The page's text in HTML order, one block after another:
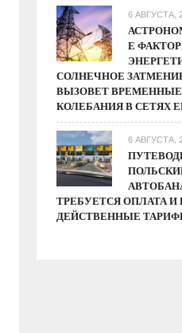
6 АВГУСТА,
Е
СОЛНЕЧНОЕ
ВЫЗОВЕТ ВРЕМЕННЫЕ
КОЛЕБАНИЯ В СЕТЯХ
6 АВГУСТА,
ТРЕБУЕТСЯ ОПЛАТА
ДЕЙСТВЕННЫЕ